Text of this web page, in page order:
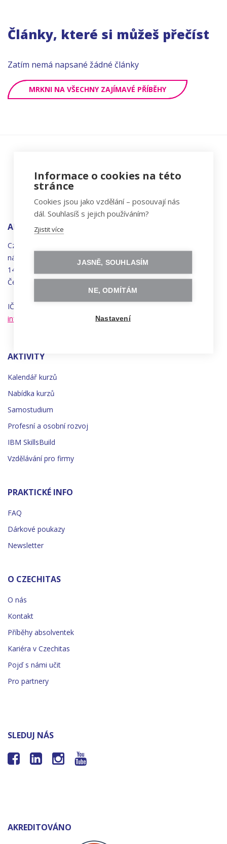
Články, které si můžeš přečíst
Zatím nemá napsané žádné články
MRKNI NA VŠECHNY ZAJÍMAVÉ PŘÍBĚHY
ADRESA
Czechitas, z.ú.
náměstí
Synků 1748/17
140 00 Praha 4 - Nusle
Česká republika
IČO 22834958 | DIČ CZ22834958
info@czechitas.cz
AKTIVITY
Kalendář kurzů
Nabídka kurzů
Samostudium
Profesní a osobní rozvoj
IBM SkillsBuild
Vzdělávání pro firmy
PRAKTICKÉ INFO
FAQ
Dárkové poukazy
Newsletter
O CZECHITAS
O nás
Kontakt
Příběhy absolventek
Kariéra v Czechitas
Pojď s námi učit
Pro partnery
SLEDUJ NÁS
   
AKREDITOVÁNO
Informace o cookies na této
stránce
Cookies jsou jako vzdělání – posouvají nás
dál. Souhlasíš s jejich používáním?
Zjistit více
JASNĚ, SOUHLASÍM
NE, ODMÍTÁM
Nastavení